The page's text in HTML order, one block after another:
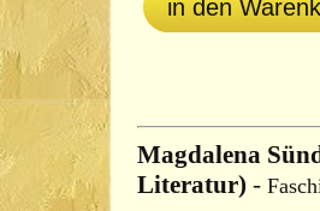
in den
Magdalena
Literatur) -